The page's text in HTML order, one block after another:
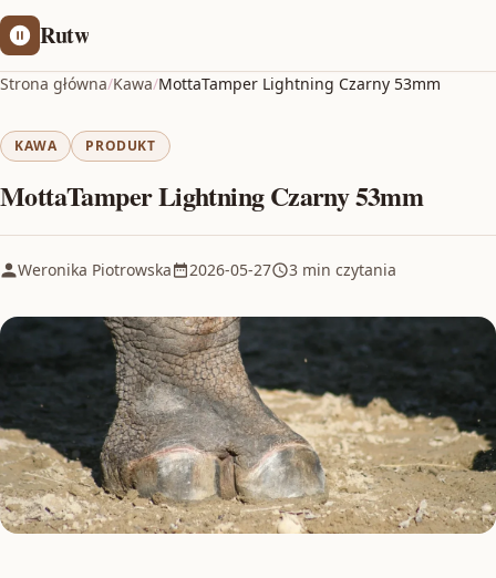
Rutw
Strona główna/Kawa/MottaTamper Lightning Czarny 53mm
KAWA PRODUKT
MottaTamper Lightning Czarny 53mm
Weronika Piotrowska 2026-05-27 3 min czytania